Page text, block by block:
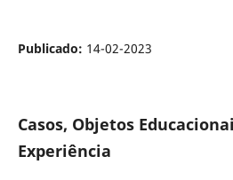
Publicado: 14-02-2023
Casos, Objetos
Experiência